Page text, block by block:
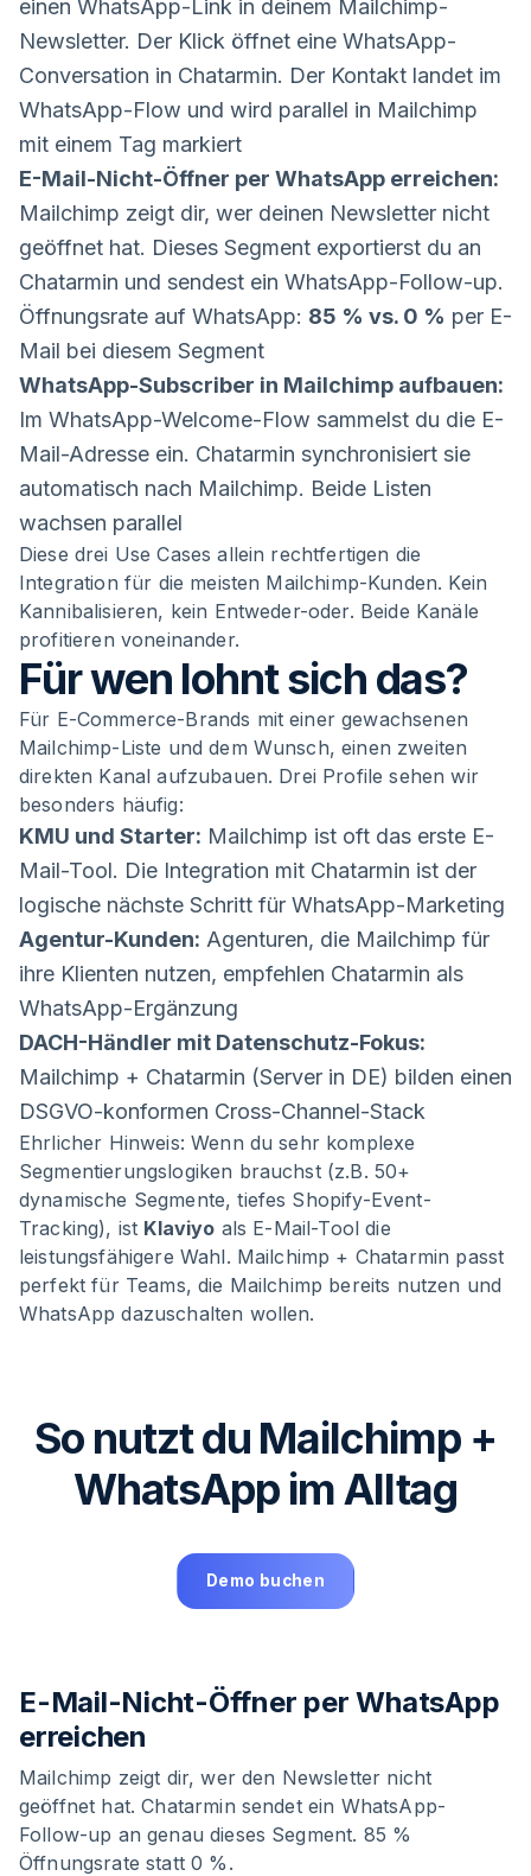
einen WhatsApp-Link in deinem Mailchimp-
Newsletter. Der Klick öffnet eine WhatsApp-
Conversation in Chatarmin. Der Kontakt landet im
WhatsApp-Flow und wird parallel in Mailchimp
mit einem Tag markiert
E-Mail-Nicht-Öffner per WhatsApp erreichen:
Mailchimp zeigt dir, wer deinen Newsletter nicht
geöffnet hat. Dieses Segment exportierst du an
Chatarmin und sendest ein WhatsApp-Follow-up.
Öffnungsrate auf WhatsApp: 85 % vs. 0 % per E-
Mail bei diesem Segment
WhatsApp-Subscriber in Mailchimp aufbauen:
Im WhatsApp-Welcome-Flow sammelst du die E-
Mail-Adresse ein. Chatarmin synchronisiert sie
automatisch nach Mailchimp. Beide Listen
wachsen parallel
Diese drei Use Cases allein rechtfertigen die
Integration für die meisten Mailchimp-Kunden. Kein
Kannibalisieren, kein Entweder-oder. Beide Kanäle
profitieren voneinander.
Für wen lohnt sich das?
Für E-Commerce-Brands mit einer gewachsenen
Mailchimp-Liste und dem Wunsch, einen zweiten
direkten Kanal aufzubauen. Drei Profile sehen wir
besonders häufig:
KMU und Starter: Mailchimp ist oft das erste E-
Mail-Tool. Die Integration mit Chatarmin ist der
logische nächste Schritt für WhatsApp-Marketing
Agentur-Kunden: Agenturen, die Mailchimp für
ihre Klienten nutzen, empfehlen Chatarmin als
WhatsApp-Ergänzung
DACH-Händler mit Datenschutz-Fokus:
Mailchimp + Chatarmin (Server in DE) bilden einen
DSGVO-konformen Cross-Channel-Stack
Ehrlicher Hinweis: Wenn du sehr komplexe
Segmentierungslogiken brauchst (z.B. 50+
dynamische Segmente, tiefes Shopify-Event-
Tracking), ist Klaviyo als E-Mail-Tool die
leistungsfähigere Wahl. Mailchimp + Chatarmin passt
perfekt für Teams, die Mailchimp bereits nutzen und
WhatsApp dazuschalten wollen.
So nutzt du Mailchimp +
WhatsApp im Alltag
Demo buchen
E-Mail-Nicht-Öffner per WhatsApp
erreichen
Mailchimp zeigt dir, wer den Newsletter nicht
geöffnet hat. Chatarmin sendet ein WhatsApp-
Follow-up an genau dieses Segment. 85 %
Öffnungsrate statt 0 %.